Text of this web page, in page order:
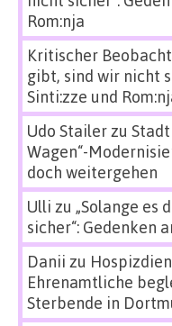
Rom:nja
Kritischer
gibt, sind wir nicht
Sinti:zze und
Udo Stailerzu
Wagen“-
doch weitergehen
Ulli zu „Solange es
sicher“: Gedenken
Danii zu
Ehrenamtliche
Sterbende in